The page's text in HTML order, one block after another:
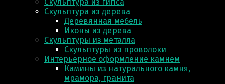
Скульптура из гипса
Скульптура из деревa
Деревянная мебель
Иконы из дерева
Скульптуры из металла
Скульптуры из проволоки
Интерьерное оформление камнем
Камины из натурального камня,
мрамора, гранита